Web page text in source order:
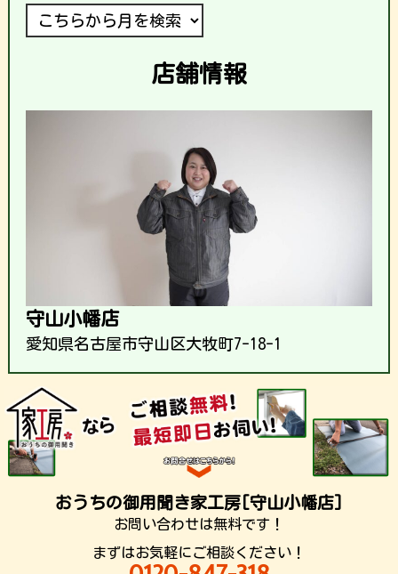
店舗情報
守山小幡店
愛知県名古屋市守山区大牧町7-18-1
おうちの御用聞き家工房[守山小幡店]
お問い合わせは無料です！
まずはお気軽にご相談ください！